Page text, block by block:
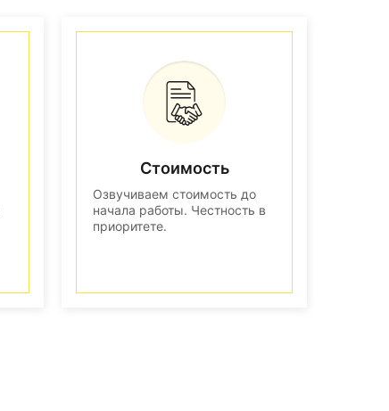
Стоимость
Озвучиваем стоимость до
начала работы. Честность в
приоритете.